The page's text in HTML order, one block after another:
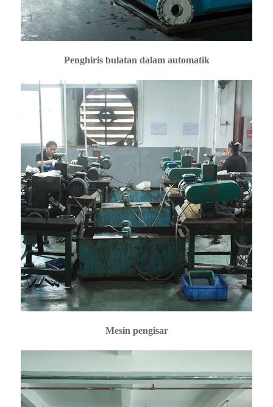
Penghiris bulatan dalam automatik
Mesin pengisar